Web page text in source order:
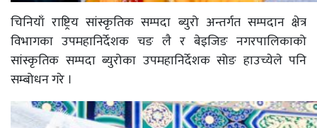
चिनियाँ राष्ट्रिय सांस्कृतिक सम्पदा ब्युरो अन्तर्गत सम्पदान क्षेत्र
विभागका उपमहानिर्देशक चङ लै र बेइजिङ नगरपालिकाको
सांस्कृतिक सम्पदा ब्युरोका उपमहानिर्देशक सोङ हाउच्येले पनि
सम्बोधन गरे ।